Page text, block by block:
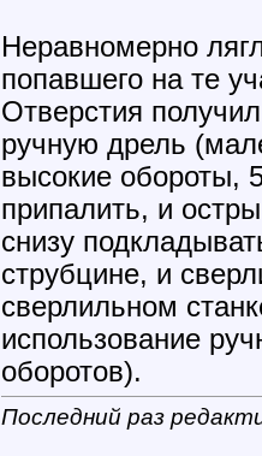
Неравномерно
попавшего на те
Отверстия
ручную дрель
высокие обороты,
припалить, и
снизу
струбцине, и
сверлильном
использование
оборотов).
Последний раз